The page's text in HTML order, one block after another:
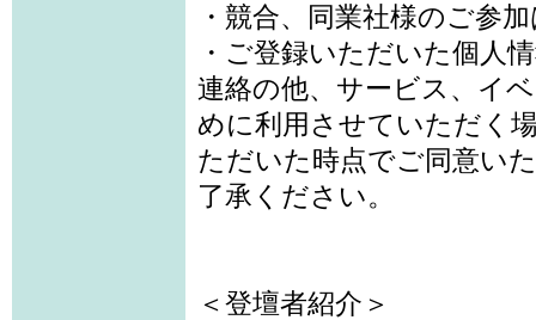
・競合、同業社様のご参
・ご登録いただいた個人
連絡の他、サービス、イ
めに利用させていただく
ただいた時点でご同意い
了承ください。
＜登壇者紹介＞